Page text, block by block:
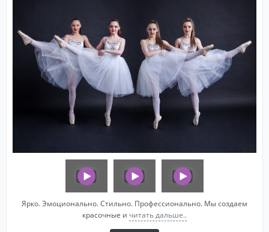
Ярко. Эмоционально. Стильно. Профессионально. Мы создаем
красочные и читать дальше..